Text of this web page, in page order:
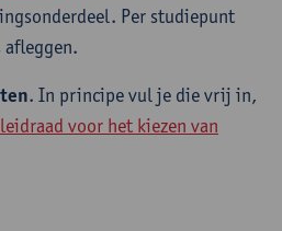
Per studiepunt
afleggen.
. In principe vul je die vrij in,
leidraad voor het kiezen van